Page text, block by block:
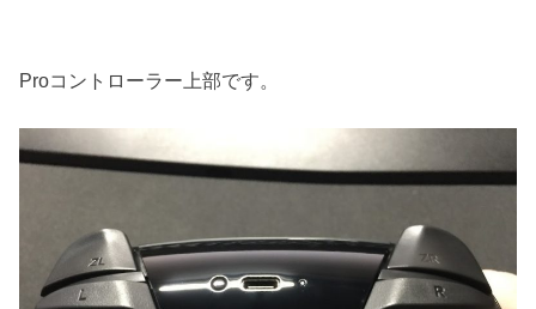
Proコントローラー上部です。